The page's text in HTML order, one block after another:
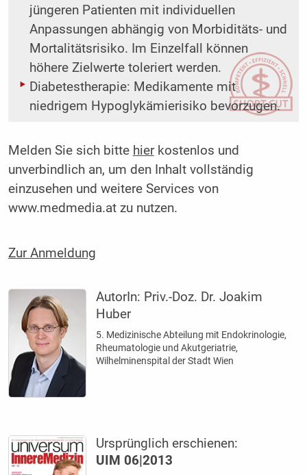
jüngeren Patienten mit individuellen
Anpassungen abhängig von Morbiditäts- und
Mortalitätsrisiko. Im Einzelfall können
höhere Zielwerte toleriert werden.
Diabetestherapie: Medikamente mit
niedrigem Hypoglykämierisiko bevorzugen.
Melden Sie sich bitte hierkostenlos und
unverbindlich an, um den Inhalt vollständig
einzusehen und weitere Services von
www.medmedia.at zu nutzen.
Zur Anmeldung
AutorIn: Priv.-Doz. Dr. Joakim
Huber
5. Medizinische Abteilung mit Endokrinologie,
Rheumatologie und Akutgeriatrie,
Wilhelminenspital der Stadt Wien
Ursprünglich erschienen:
UIM 06|2013